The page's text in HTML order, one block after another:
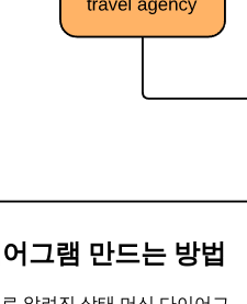
그램 만드는 방법